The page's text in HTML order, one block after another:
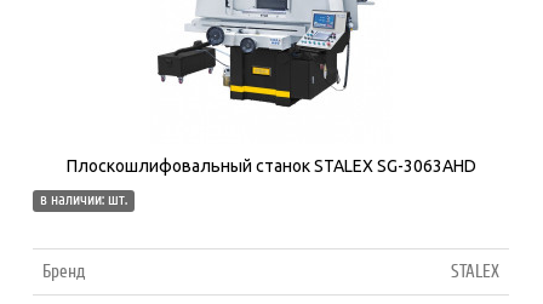
Плоскошлифовальный станок STALEX SG-3063AHD
в наличии: шт.
Бренд STALEX